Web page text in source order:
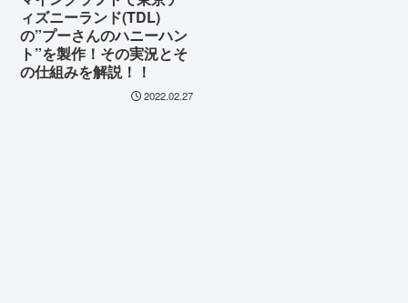
ィズニーランド(TDL)
の”プーさんのハニーハン
ト”を製作！その実況とそ
の仕組みを解説！！
2022.02.27